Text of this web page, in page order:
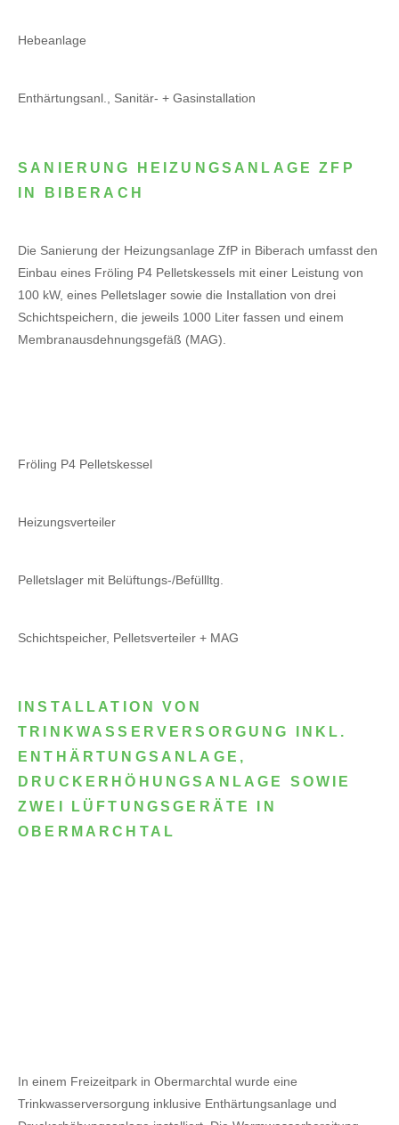
Hebeanlage
Enthärtungsanl., Sanitär- + Gasinstallation
SANIERUNG HEIZUNGSANLAGE ZFP
IN BIBERACH
Die Sanierung der Heizungsanlage ZfP in Biberach umfasst den
Einbau eines Fröling P4 Pelletskessels mit einer Leistung von
100 kW, eines Pelletslager sowie die Installation von drei
Schichtspeichern, die jeweils 1000 Liter fassen und einem
Membranausdehnungsgefäß (MAG).
Fröling P4 Pelletskessel
Heizungsverteiler
Pelletslager mit Belüftungs-/Befüllltg.
Schichtspeicher, Pelletsverteiler + MAG
INSTALLATION VON
TRINKWASSERVERSORGUNG INKL.
ENTHÄRTUNGSANLAGE,
DRUCKERHÖHUNGSANLAGE SOWIE
ZWEI LÜFTUNGSGERÄTE IN
OBERMARCHTAL
In einem Freizeitpark in Obermarchtal wurde eine
Trinkwasserversorgung inklusive Enthärtungsanlage und